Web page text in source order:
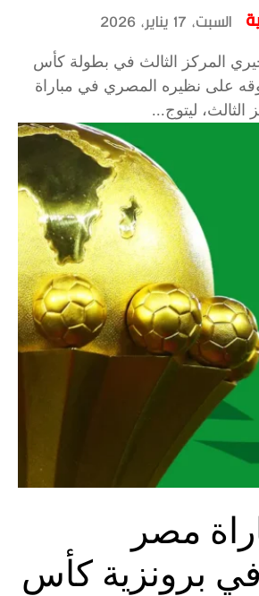
السبت، 17 يناير، 2026
المركز الثالث في بطولة كأس
على نظيره المصري في مباراة
ليتوج...
مصر
في برونزية كأس